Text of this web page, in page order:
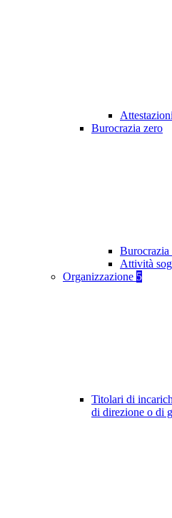
Burocrazia zero
Burocrazia
Attività
Organizzazione 5
Titolari di
di direzione o di